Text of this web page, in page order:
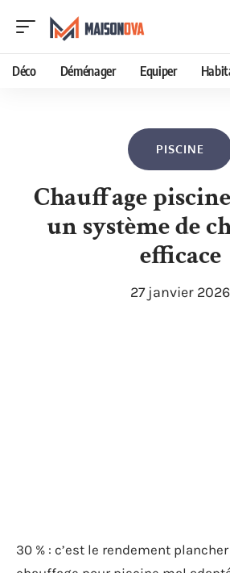
Déco Déménager Equiper
PISCINE
Chauffage
un système de
efficace
27 janvier 2026
30 % : c’est le rendement